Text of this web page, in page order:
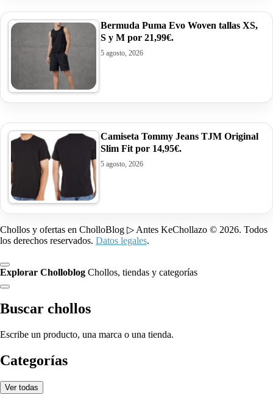
Bermuda Puma Evo Woven tallas XS,
S y M por 21,99€.
5 agosto, 2026
Camiseta Tommy Jeans TJM Original
Slim Fit por 14,95€.
5 agosto, 2026
Chollos y ofertas en CholloBlog ▷ Antes KeChollazo © 2026. Todos
los derechos reservados. Datos legales.
Explorar Cholloblog Chollos, tiendas y categorías
Buscar chollos
Escribe un producto, una marca o una tienda.
Categorías
Ver todas